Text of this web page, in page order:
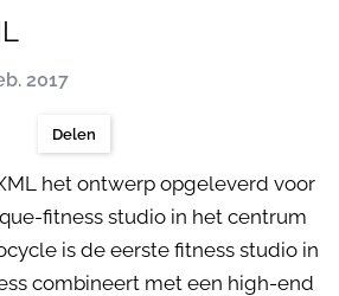
2017
Delen
het ontwerp opgeleverd voor
fitness studio in het centrum
is de eerste fitness studio in
combineert met een high-end